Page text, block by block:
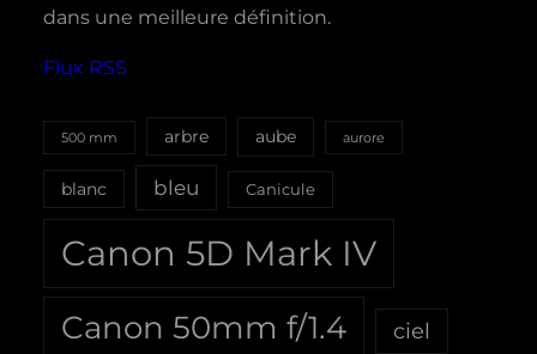
dans une meilleure définition.
Flux RSS
500 mm arbre aube aurore
blanc bleu Canicule
Canon 5D Mark IV
Canon 50mm f/1.4 ciel